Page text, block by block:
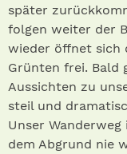
später
folgen weiter der
wieder öffnet sich
Grünten frei. Bald
Aussichten zu
steil und
Unser
dem Abgrund nie